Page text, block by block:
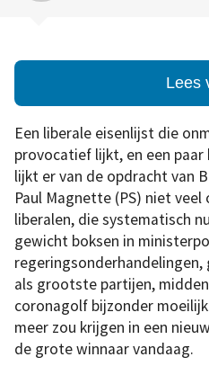
Lees
Een liberale eisenlijst die
provocatief lijkt, en een
lijkt er van de opdracht van
Paul Magnette (PS) niet
liberalen, die systematisch
gewicht boksen in
regeringsonderhandelingen,
als grootste partijen,
coronagolf bijzonder
meer zou krijgen in een
de grote winnaar vandaag.